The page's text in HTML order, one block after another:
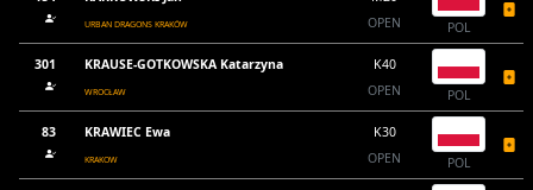
URBAN DRAGONS KRAKÓW
OPEN
POL
301 KRAUSE-GOTKOWSKA Katarzyna
WROCŁAW
K40
OPEN
POL
83 KRAWIEC Ewa
KRAKOW
K30
OPEN
POL